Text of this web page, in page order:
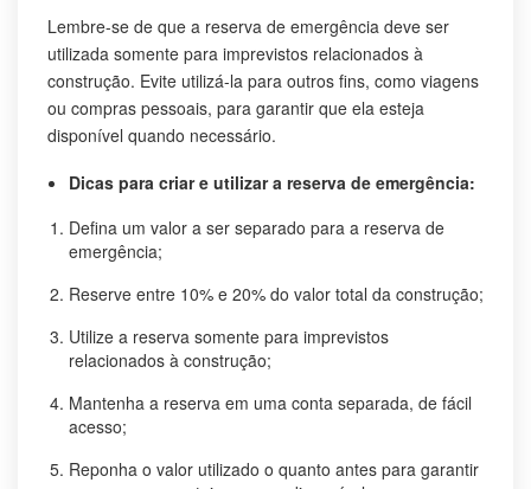
Lembre-se de que a reserva de emergência deve ser
utilizada somente para imprevistos relacionados à
construção. Evite utilizá-la para outros fins, como viagens
ou compras pessoais, para garantir que ela esteja
disponível quando necessário.
Dicas para criar e utilizar a reserva de emergência:
Defina um valor a ser separado para a reserva de
emergência;
Reserve entre 10% e 20% do valor total da construção;
Utilize a reserva somente para imprevistos
relacionados à construção;
Mantenha a reserva em uma conta separada, de fácil
acesso;
Reponha o valor utilizado o quanto antes para garantir